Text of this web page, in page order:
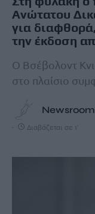
Ανώτατου
για
την έκδοση
Ο Βσέβολοντ
στο πλαίσιο
Newsroom
Διαβάζεται σε 1'